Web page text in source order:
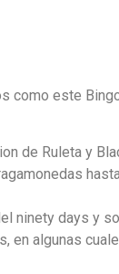
como este
de Ruleta y
ninety days y
en algunas